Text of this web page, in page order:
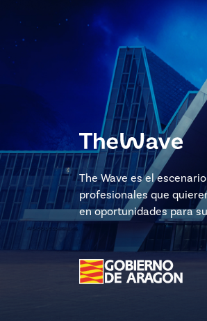
The Wave es el
profesionales que
en oportunidades para